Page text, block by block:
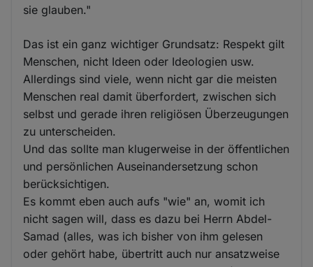
sie glauben."
Das ist ein ganz wichtiger Grundsatz: Respekt gilt
Menschen, nicht Ideen oder Ideologien usw.
Allerdings sind viele, wenn nicht gar die meisten
Menschen real damit überfordert, zwischen sich
selbst und gerade ihren religiösen Überzeugungen
zu unterscheiden.
Und das sollte man klugerweise in der öffentlichen
und persönlichen Auseinandersetzung schon
berücksichtigen.
Es kommt eben auch aufs "wie" an, womit ich
nicht sagen will, dass es dazu bei Herrn Abdel-
Samad (alles, was ich bisher von ihm gelesen
oder gehört habe, übertritt auch nur ansatzweise